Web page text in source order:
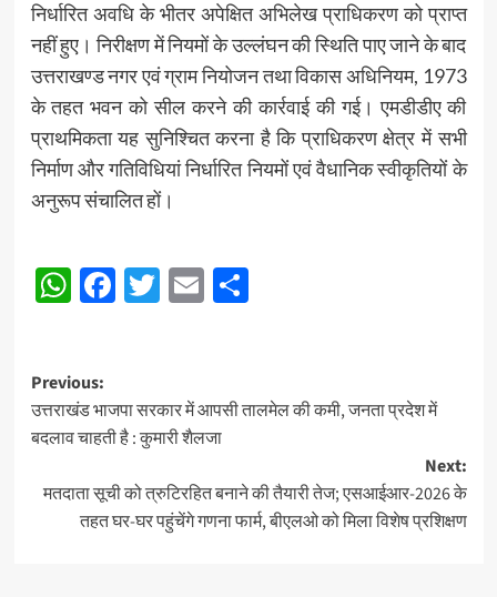
निर्धारित अवधि के भीतर अपेक्षित अभिलेख प्राधिकरण को प्राप्त
नहीं हुए। निरीक्षण में नियमों के उल्लंघन की स्थिति पाए जाने के बाद
उत्तराखण्ड नगर एवं ग्राम नियोजन तथा विकास अधिनियम, 1973
के तहत भवन को सील करने की कार्रवाई की गई। एमडीडीए की
प्राथमिकता यह सुनिश्चित करना है कि प्राधिकरण क्षेत्र में सभी
निर्माण और गतिविधियां निर्धारित नियमों एवं वैधानिक स्वीकृतियों के
अनुरूप संचालित हों।
Post
navigation
WhatsApp
Facebook
Twitter
EmailShare
Post
navigation
Previous:
उत्तराखंड भाजपा सरकार में आपसी तालमेल की कमी, जनता प्रदेश में
बदलाव चाहती है : कुमारी शैलजा
Next:
मतदाता सूची को त्रुटिरहित बनाने की तैयारी तेज; एसआईआर-2026 के
तहत घर-घर पहुंचेंगे गणना फार्म, बीएलओ को मिला विशेष प्रशिक्षण